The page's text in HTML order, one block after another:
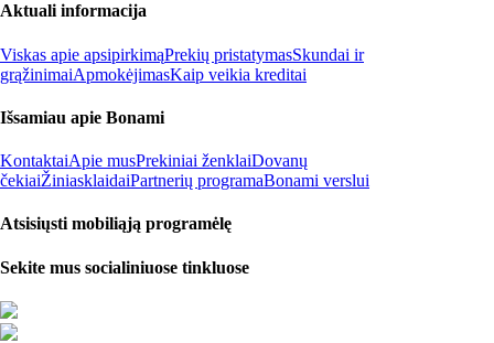
Aktuali informacija
Viskas apie apsipirkimąPrekių pristatymasSkundai ir
grąžinimaiApmokėjimasKaip veikia kreditai
Išsamiau apie Bonami
KontaktaiApie musPrekiniai ženklaiDovanų
čekiaiŽiniasklaidaiPartnerių programaBonami verslui
Atsisiųsti mobiliąją programėlę
Sekite mus socialiniuose tinkluose